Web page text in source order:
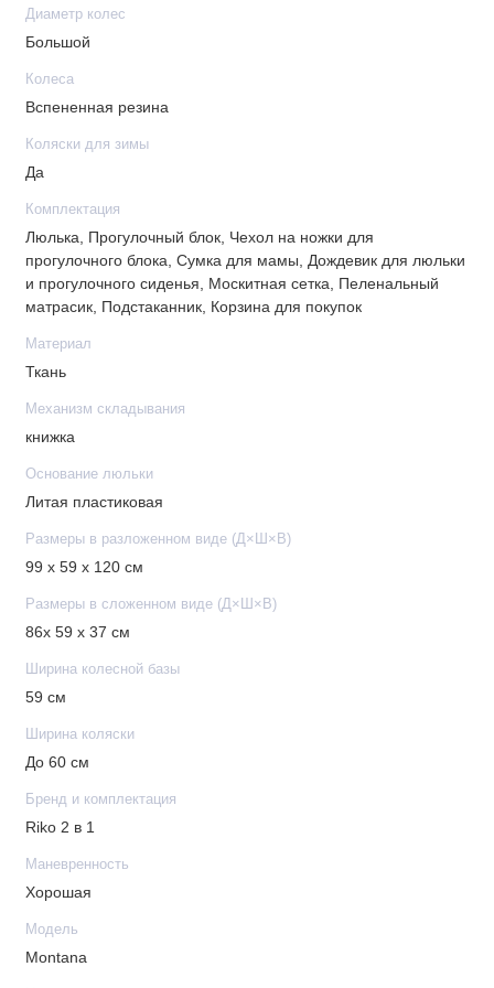
Закрытая корзина с жестким дном не провиснет под
весом продуктов
Колеса - вспененная резина
Регулируемая подвеска, в том числе режим спорт
Характеристики
Механизм складывания: книжка
Тип спального блока: литая
Высота от пола до ручки: 105 см
Регулировка наклона спинки сидения: ступенчатая
Регулируемая подножка: да
Ручка переноска спального блока: да
Положение спинки сидения для сна: да
Перестановка положения блока (по ходу движения /
против хода): да
Ветровик на накидке: да
Тип колес: вспененная резина
Поворотные колеса: да
Корзина закрытая тканевая
Материал чехла коляски: ткань
Диаметр колес
Большой
Колеса
Вспененная резина
Коляски для зимы
Да
Комплектация
Люлька, Прогулочный блок, Чехол на ножки для
прогулочного блока, Сумка для мамы, Дождевик для люльки
и прогулочного сиденья, Москитная сетка, Пеленальный
матрасик, Подстаканник, Корзина для покупок
Материал
Ткань
Механизм складывания
книжка
Основание люльки
Литая пластиковая
Размеры в разложенном виде (Д×Ш×В)
99 x 59 x 120 см
Размеры в сложенном виде (Д×Ш×В)
86x 59 x 37 см
Ширина колесной базы
59 см
Ширина коляски
До 60 см
Бренд и комплектация
Riko 2 в 1
Маневренность
Хорошая
Модель
Montana